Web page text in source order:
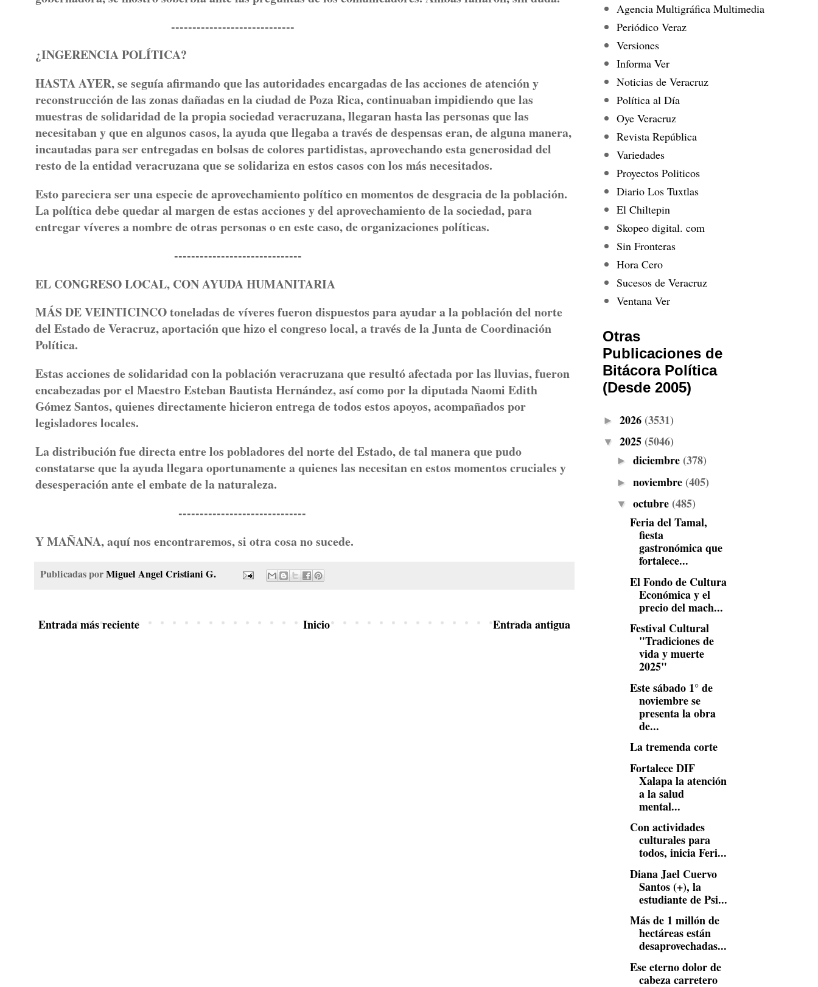
-----------------------------
¿INGERENCIA POLÍTICA?
HASTA AYER, se seguía afirmando que las autoridades encargadas de las acciones de atención y
reconstrucción de las zonas dañadas en la ciudad de Poza Rica, continuaban impidiendo que las
muestras de solidaridad de la propia sociedad veracruzana, llegaran hasta las personas que las
necesitaban y que en algunos casos, la ayuda que llegaba a través de despensas eran, de alguna manera,
incautadas para ser entregadas en bolsas de colores partidistas, aprovechando esta generosidad del
resto de la entidad veracruzana que se solidariza en estos casos con los más necesitados.
Esto pareciera ser una especie de aprovechamiento político en momentos de desgracia de la población.
La política debe quedar al margen de estas acciones y del aprovechamiento de la sociedad, para
entregar víveres a nombre de otras personas o en este caso, de organizaciones políticas.
------------------------------
EL CONGRESO LOCAL, CON AYUDA HUMANITARIA
MÁS DE VEINTICINCO toneladas de víveres fueron dispuestos para ayudar a la población del norte
del Estado de Veracruz, aportación que hizo el congreso local, a través de la Junta de Coordinación
Política.
Estas acciones de solidaridad con la población veracruzana que resultó afectada por las lluvias, fueron
encabezadas por el Maestro Esteban Bautista Hernández, así como por la diputada Naomi Edith
Gómez Santos, quienes directamente hicieron entrega de todos estos apoyos, acompañados por
legisladores locales.
La distribución fue directa entre los pobladores del norte del Estado, de tal manera que pudo
constatarse que la ayuda llegara oportunamente a quienes las necesitan en estos momentos cruciales y
desesperación ante el embate de la naturaleza.
------------------------------
Y MAÑANA, aquí nos encontraremos, si otra cosa no sucede.
Publicadas porMiguel Angel Cristiani G.
Entrada más reciente Entrada antigua
Inicio
Agencia Multigráfica Multimedia
Periódico Veraz
Versiones
Informa Ver
Noticias de Veracruz
Política al Día
Oye Veracruz
Revista República
Variedades
Proyectos Politicos
Diario Los Tuxtlas
El Chiltepin
Skopeo digital. com
Sin Fronteras
Hora Cero
Sucesos de Veracruz
Ventana Ver
Otras
Publicaciones de
Bitácora Política
(Desde 2005)
► 2026 (3531)
▼ 2025 (5046)
► diciembre (378)
► noviembre (405)
▼ octubre (485)
Feria del Tamal,
fiesta
gastronómica que
fortalece...
El Fondo de Cultura
Económica y el
precio del mach...
Festival Cultural
"Tradiciones de
vida y muerte
2025"
Este sábado 1° de
noviembre se
presenta la obra
de...
La tremenda corte
Fortalece DIF
Xalapa la atención
a la salud
mental...
Con actividades
culturales para
todos, inicia Feri...
Diana Jael Cuervo
Santos (+), la
estudiante de Psi...
Más de 1 millón de
hectáreas están
desaprovechadas...
Ese eterno dolor de
cabeza carretero